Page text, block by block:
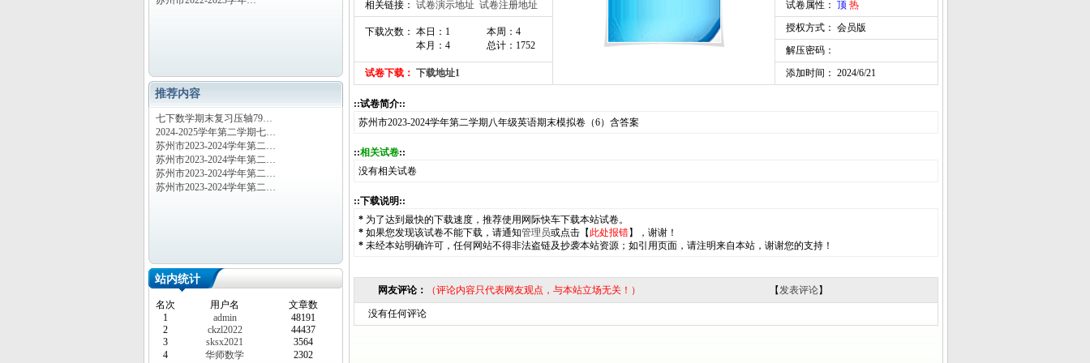
推荐内容
七下数学期末复习压轴79…
2024-2025学年第二学期七…
苏州市2023-2024学年第二…
苏州市2023-2024学年第二…
苏州市2023-2024学年第二…
苏州市2023-2024学年第二…
站内统计
名次 用户名
文章数
1
admin
48191
2
ckzl2022
44437
3
sksx2021
3564
4
华师数学
2302
相关链接： 试卷演示地址 试卷注册地址 试卷属性： 顶 热
下载次数： 本日：1
本月：4
本周：4
总计：1752
授权方式： 会员版
解压密码：
试卷下载： 下载地址1 添加时间： 2024/6/21
::试卷简介::
苏州市2023-2024学年第二学期八年级英语期末模拟卷（6）含答案
::相关试卷::
没有相关试卷
::下载说明::
* 为了达到最快的下载速度，推荐使用网际快车下载本站试卷。
* 如果您发现该试卷不能下载，请通知管理员或点击【 此处报错】，谢谢！
* 未经本站明确许可，任何网站不得非法盗链及抄袭本站资源；如引用页面，请注明来自本站，谢谢您的支持！
网友评论： （评论内容只代表网友观点，与本站立场无关！） 【发表评论】
没有任何评论